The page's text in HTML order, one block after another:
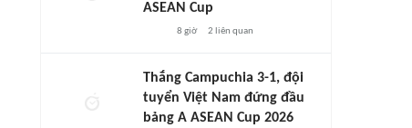
ASEAN Cup
8 giờ 2 liên quan
Thắng Campuchia 3-1, đội
tuyển Việt Nam đứng đầu
bảng A ASEAN Cup 2026